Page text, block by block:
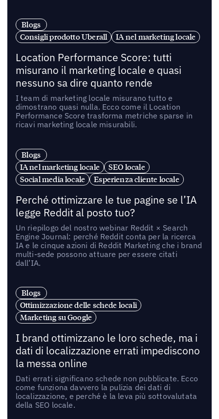
Blogs
Consigli prodotto Uberall
IA nel marketing locale
Location Performance Score: tutti
misurano il marketing locale e quasi
nessuno sa dire quanto rende
I team di marketing locale misurano tutto e
dimostrano quasi nulla. Ecco come il Location
Performance Score trasforma metriche sparse in
ricavi marketing locale misurabili.
Blogs
IA nel marketing locale
SEO locale
Social media locale
Esperienza cliente locale
Perché ottimizzare le tue pagine se l’IA
legge Reddit al posto tuo?
Un riepilogo del nostro webinar Reddit × Search
Engine Journal: perché Reddit conta per la ricerca
IA e le cinque azioni di Reddit Marketing che i brand
multi-sede possono attuare per essere citati
dall’IA.
Blogs
Ottimizzazione delle schede locali
Marketing su Google
I brand ottimizzano le loro schede, ma i
dati di localizzazione errati impediscono
la messa online
Dati errati significano schede non pubblicate. Ecco
come funziona davvero la pulizia dei dati di
localizzazione, e perché è la leva più sottovalutata
della SEO locale.